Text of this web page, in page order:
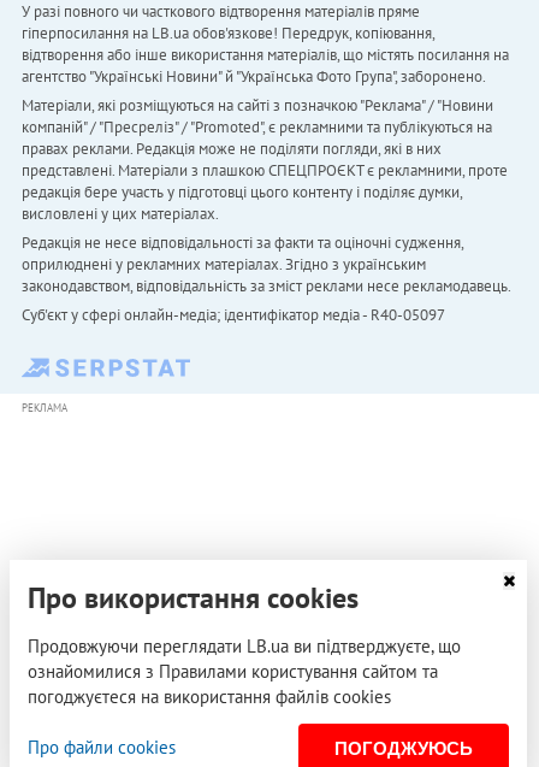
У разі повного чи часткового відтворення матеріалів пряме
гіперпосилання на LB.ua обов'язкове! Передрук, копіювання,
відтворення або інше використання матеріалів, що містять посилання на
агентство "Українськi Новини" й "Українська Фото Група", заборонено.
Матеріали, які розміщуються на сайті з позначкою "Реклама" / "Новини
компаній" / "Пресреліз" / "Promoted", є рекламними та публікуються на
правах реклами. Редакція може не поділяти погляди, які в них
представлені. Матеріали з плашкою СПЕЦПРОЄКТ є рекламними, проте
редакція бере участь у підготовці цього контенту і поділяє думки,
висловлені у цих матеріалах.
Редакція не несе відповідальності за факти та оціночні судження,
оприлюднені у рекламних матеріалах. Згідно з українським
законодавством, відповідальність за зміст реклами несе рекламодавець.
Cуб'єкт у сфері онлайн-медіа; ідентифікатор медіа - R40-05097
РЕКЛАМА
Про використання cookies
Продовжуючи переглядати LB.ua ви підтверджуєте, що
ознайомилися з Правилами користування сайтом та
погоджуєтеся на використання файлів cookies
Про файли cookies ПОГОДЖУЮСЬ